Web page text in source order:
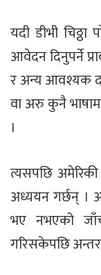
यदी डीभी
आवेदन दिनुपर्ने
र अन्य आवश्यक
वा अरु कुनै
।
त्यसपछि
अध्ययन गर्छन् ।
भए नभएको
गरिसकेपछि